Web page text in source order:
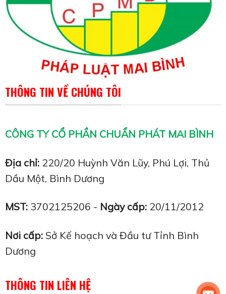
THÔNG TIN VỀ CHÚNG TÔI
CÔNG TY CỔ PHẦN CHUẨN PHÁT MAI BÌNH
Địa chỉ: 220/20 Huỳnh Văn Lũy, Phú Lợi, Thủ
Dầu Một, Bình Dương
MST: 3702125206 - Ngày cấp: 20/11/2012
Nơi cấp: Sở Kế hoạch và Đầu tư Tỉnh Bình
Dương
THÔNG TIN LIÊN HỆ